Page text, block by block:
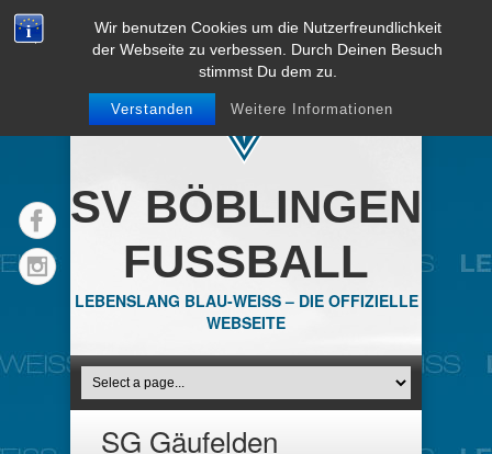
Wir benutzen Cookies um die Nutzerfreundlichkeit
der Webseite zu verbessen. Durch Deinen Besuch
stimmst Du dem zu.
Verstanden Weitere Informationen
SV BÖBLINGEN
FUSSBALL
LEBENSLANG BLAU-WEISS – DIE OFFIZIELLE
WEBSEITE
SG Gäufelden